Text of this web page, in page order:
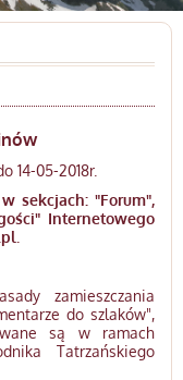
14-05-2018r.
sekcjach: "Forum",
Internetowego
zamieszczania
do szlaków",
są w ramach
Tatrzańskiego